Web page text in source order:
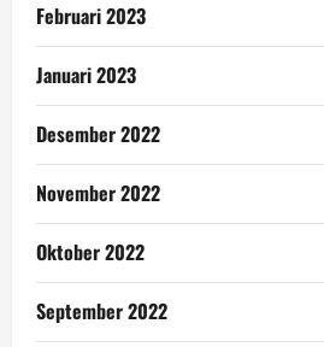
Februari 2023
Januari 2023
Desember 2022
November 2022
Oktober 2022
September 2022